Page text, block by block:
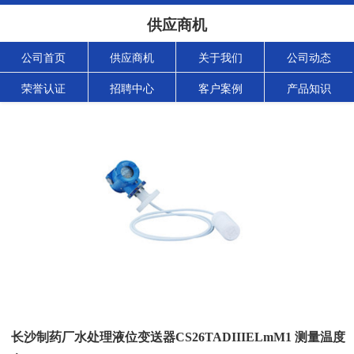
供应商机
公司首页 供应商机 关于我们 公司动态
荣誉认证 招聘中心 客户案例 产品知识
长沙制药厂水处理液位变送器CS26TADIIIELmM1 测量温度